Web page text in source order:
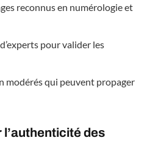
reconnus en numérologie et
pour valider les
modérés qui peuvent propager
des